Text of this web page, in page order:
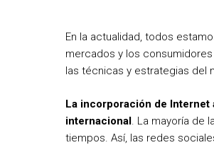
En la actualidad, todos
mercados y los
las técnicas y estrategias del
La incorporación de
internacional . La mayoría
tiempos. Así, las redes